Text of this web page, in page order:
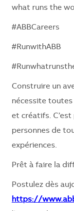
what runs the
#ABBCareers
#RunwithABB
Construire un
nécessite toutes
et créatifs.
personnes de
expériences.
Prêt à faire la
Postulez dès
https://